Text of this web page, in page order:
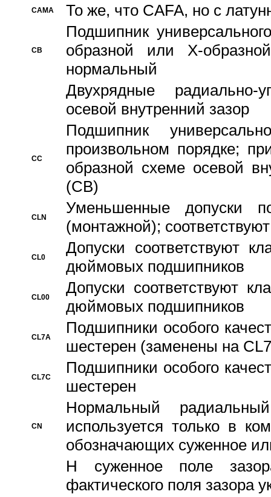
CAMA То же, что CAFA, но с
CB
Подшипник
образной или Х-
нормальный
Двухрядные радиально-
осевой внутренний зазор
CC
Подшипник
произвольном порядке;
образной схеме осевой
(CB)
CLN
Уменьшенные
(монтажной);
CL0
Допуски соответствуют
дюймовых подшипников
CL00
Допуски соответствуют
дюймовых подшипников
CL7A
Подшипники особого
шестерен (заменены на
CL7C
Подшипники особого
шестерен
CN
Hормальный
используется только в
обозначающих суженное
H суженное поле
фактического поля зазора